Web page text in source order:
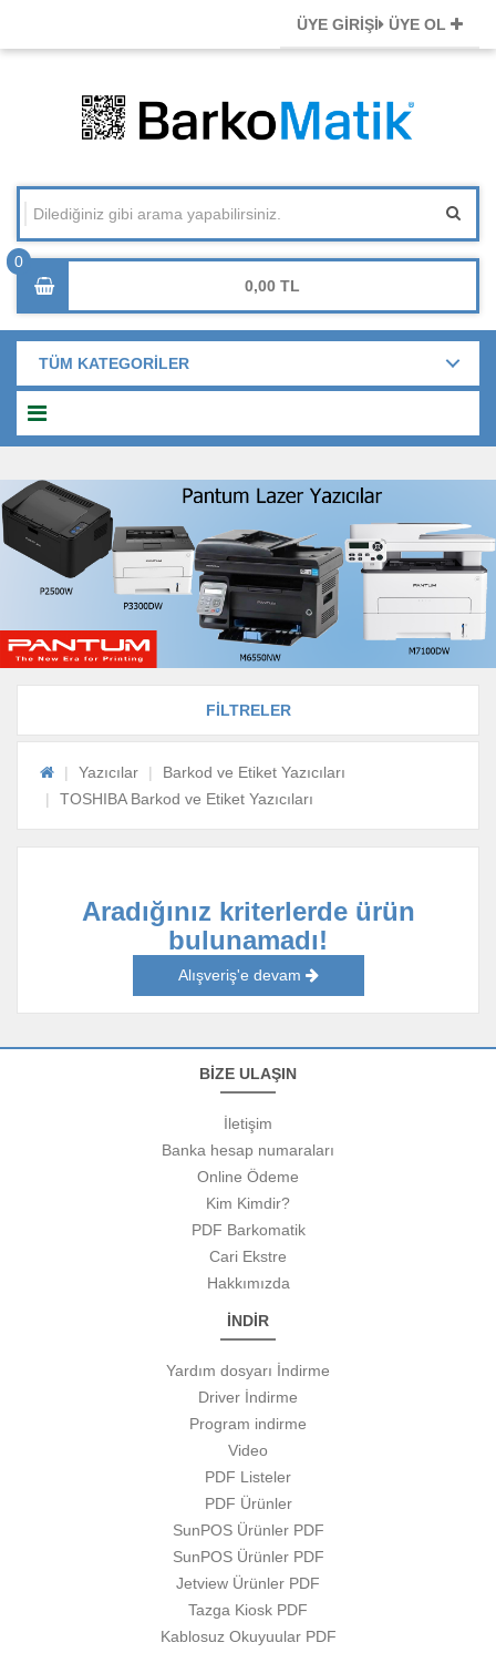
ÜYE GİRİŞİ ÜYE OL
0,00
TÜM KATEGORİLER
FİLTRELER
Yazıcılar
Barkod ve Etiket Yazıcıları
TOSHIBA Barkod ve Etiket Yazıcıları
Aradığınız kriterlerde ürün
bulunamadı!
Alışveriş'e devam
BİZE ULAŞIN
İletişim
Banka hesap numaraları
Online Ödeme
Kim Kimdir?
PDF Barkomatik
Cari Ekstre
Hakkımızda
İNDİR
Yardım dosyarı İndirme
Driver İndirme
Program indirme
Video
PDF Listeler
PDF Ürünler
SunPOS Ürünler PDF
SunPOS Ürünler PDF
Jetview Ürünler PDF
Tazga Kiosk PDF
Kablosuz Okuyuular PDF